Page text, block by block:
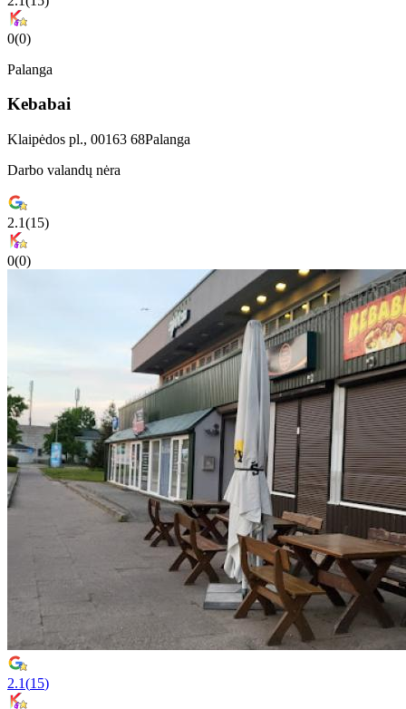
0(0)
Palanga
Kebabai
Klaipėdos pl., 00163 68Palanga
Darbo valandų nėra
2.1(15)
0(0)
2.1(15)